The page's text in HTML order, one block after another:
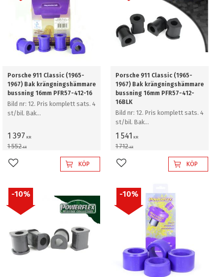
Porsche 911 Classic (1965-
1967) Bak krängningshämmare
bussning 16mm PFR57-412-16
Bild nr: 12. Pris komplett sats. 4
st/bil. Bak
16mm
1 397 KR
1 552KR
Lägg till i favoriterKÖP
Porsche 911 Classic (1965-
1967) Bak krängningshämmare
bussning 16mm PFR57-412-
16BLK
Bild nr: 12. Pris komplett sats. 4
st/bil. Bak
krängningshämmare bussning
16mm
1 541 KR
1 712KR
Lägg till i favoriterKÖP
10% 10%